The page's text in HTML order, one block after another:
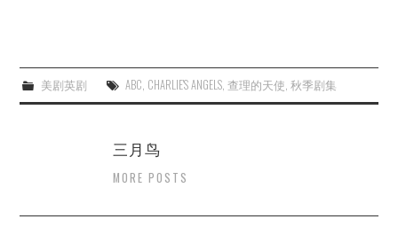
美剧英剧 ABC, CHARLIE'S ANGELS, 查理的天使, 秋季剧集
三月鸟
MORE POSTS